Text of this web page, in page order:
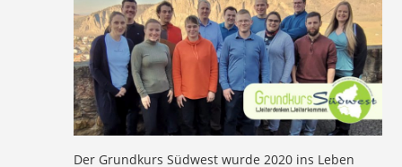
Der Grundkurs Südwest wurde 2020 ins Leben